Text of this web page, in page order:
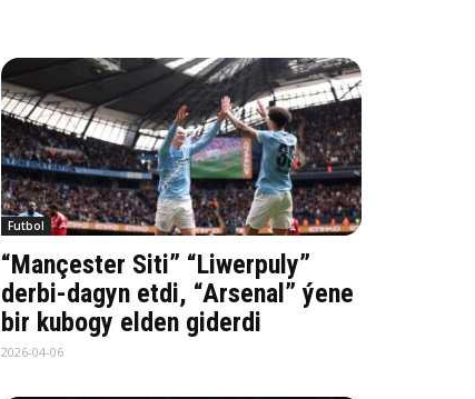
Futbol
“Mançester Siti” “Liwerpuly”
derbi-dagyn etdi, “Arsenal” ýene
bir kubogy elden giderdi
2026-04-06